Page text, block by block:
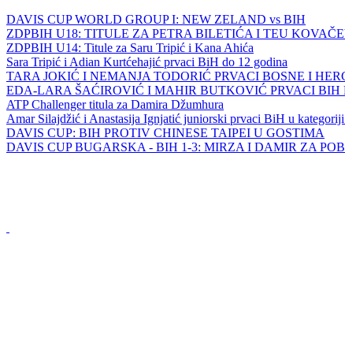
DAVIS CUP WORLD GROUP I: NEW ZELAND vs BIH
ZDPBIH U18: TITULE ZA PETRA BILETIĆA I TEU
ZDPBIH U14: Titule za Saru Tripić i Kana Ahića
Sara Tripić i Adian Kurtćehajić prvaci BiH do 12 godina
TARA JOKIĆ I NEMANJA TODORIĆ PRVACI BOSNE I
EDA-LARA ŠAĆIROVIĆ I MAHIR BUTKOVIĆ PRVACI BIH
ATP Challenger titula za Damira Džumhura
Amar Silajdžić i Anastasija Ignjatić juniorski prvaci BiH u
DAVIS CUP: BIH PROTIV CHINESE TAIPEI U GOSTIMA
DAVIS CUP BUGARSKA - BIH 1-3: MIRZA I DAMIR ZA